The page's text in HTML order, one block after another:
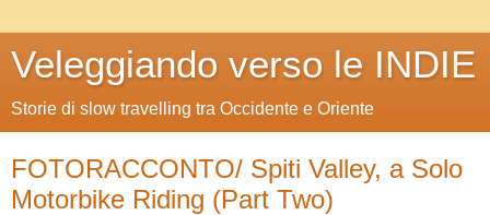
Veleggiando verso le INDIE
Storie di slow travelling tra Occidente e Oriente
FOTORACCONTO/ Spiti Valley, a Solo
Motorbike Riding (Part Two)